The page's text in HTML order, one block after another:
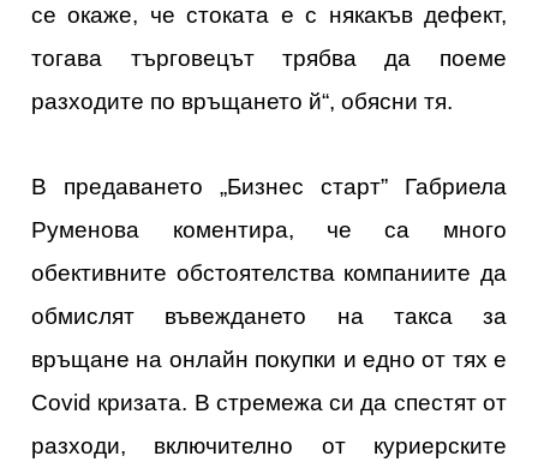
се окаже, че стоката е с някакъв дефект,
тогава търговецът трябва да поеме
разходите по връщането й“, обясни тя.
В предаването „Бизнес старт” Габриела
Руменова коментира, че са много
обективните обстоятелства компаниите да
обмислят въвеждането на такса за
връщане на онлайн покупки и едно от тях е
Covid кризата. В стремежа си да спестят от
разходи, включително от куриерските